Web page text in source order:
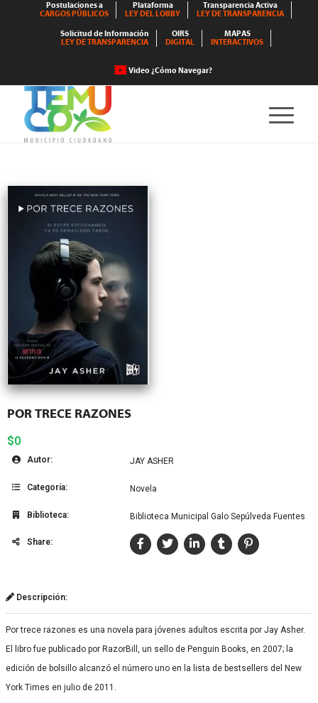
Postulaciones a
CARGOS PÚBLICOS
Plataforma
LEY DEL LOBBY
Transparencia Activa
LEY DE TRANSPARENCIA
Solicitud de Información
LEY DE TRANSPARENCIA
OIRS
DIGITAL
MAPAS
INTERACTIVOS
Video ¿Cómo Navegar?
POR TRECE RAZONES
$0
Autor: JAY ASHER
Categoría: Novela
Biblioteca: Biblioteca Municipal Galo Sepúlveda Fuentes
Share:
Descripción:
Por trece razones es una novela para jóvenes adultos escrita por Jay Asher.
El libro fue publicado por RazorBill, un sello de Penguin Books, en 2007; la
edición de bolsillo alcanzó el número uno en la lista de bestsellers del New
York Times en julio de 2011.